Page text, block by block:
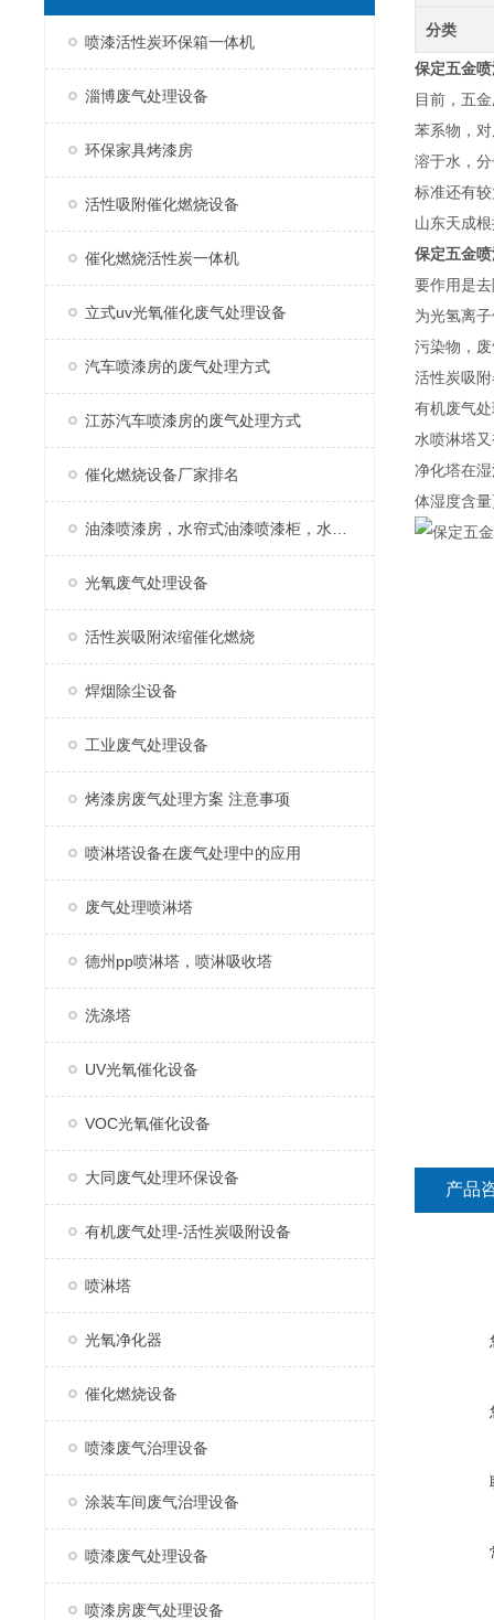
喷漆活性炭环保箱一体机
淄博废气处理设备
环保家具烤漆房
活性吸附催化燃烧设备
催化燃烧活性炭一体机
立式uv光氧催化废气处理设备
汽车喷漆房的废气处理方式
江苏汽车喷漆房的废气处理方式
催化燃烧设备厂家排名
光氧废气处理设备
活性炭吸附浓缩催化燃烧
焊烟除尘设备
工业废气处理设备
烤漆房废气处理方案 注意事项
喷淋塔设备在废气处理中的应用
废气处理喷淋塔
德州pp喷淋塔，喷淋吸收塔
洗涤塔
UV光氧催化设备
VOC光氧催化设备
大同废气处理环保设备
有机废气处理-活性炭吸附设备
喷淋塔
光氧净化器
催化燃烧设备
喷漆废气治理设备
涂装车间废气治理设备
喷漆废气处理设备
喷漆房废气处理设备
分类
保定五金
目前，五
苯系物，
溶于水，
标准还有
山东天成
保定五金
要作用是
为光氢离
污染物，
活性炭吸
有机废气
水喷淋塔
净化塔在
体湿度含
产品